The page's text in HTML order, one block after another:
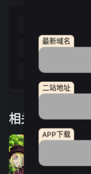
第05集
第09集
相关推荐
最新域名
二站地址
APP下载